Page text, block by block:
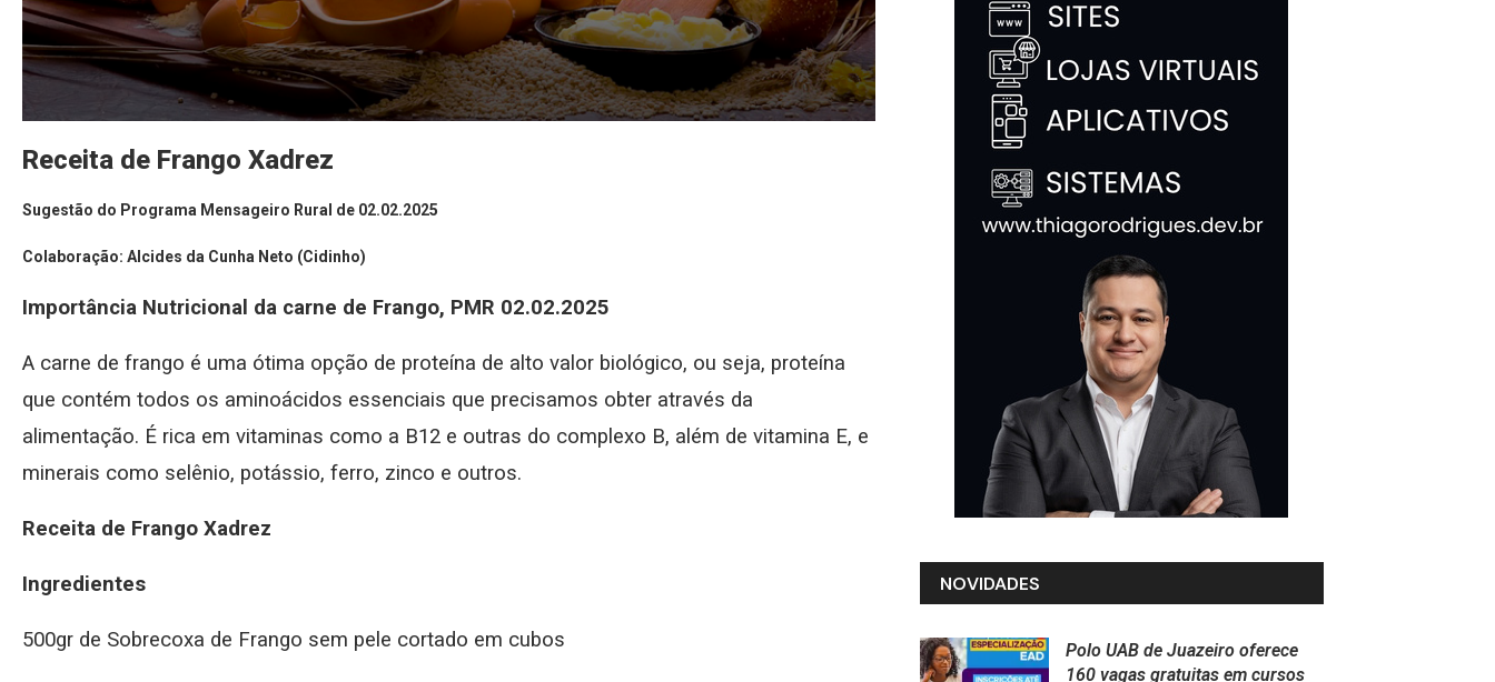
Receita de Frango Xadrez
Sugestão do Programa Mensageiro Rural de 02.02.2025
Colaboração: Alcides da Cunha Neto (Cidinho)
Importância Nutricional da carne de Frango, PMR 02.02.2025
A carne de frango é uma ótima opção de proteína de alto valor biológico, ou seja, proteína
que contém todos os aminoácidos essenciais que precisamos obter através da
alimentação. É rica em vitaminas como a B12 e outras do complexo B, além de vitamina E, e
minerais como selênio, potássio, ferro, zinco e outros.
Receita de Frango Xadrez
Ingredientes
500gr de Sobrecoxa de Frango sem pele cortado em cubos
NOVIDADES
Polo UAB de Juazeiro oferece
160 vagas gratuitas em cursos